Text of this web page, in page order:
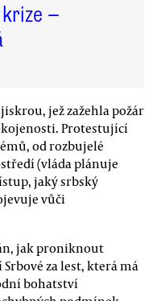
—
jež zažehla požár
Protestující
od rozbujelé
(vláda plánuje
jaký srbský
vůči
jak proniknout
za lest, která má
bohatství